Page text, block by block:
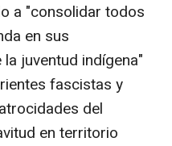
a "consolidar todos
en sus
juventud indígena"
fascistas y
del
en territorio